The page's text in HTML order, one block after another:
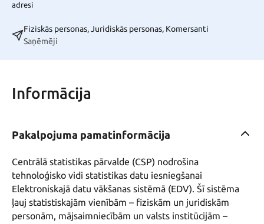
adresi
Fiziskās personas, Juridiskās personas, Komersanti
Saņēmēji
Informācija
Pakalpojuma pamatinformācija
Centrālā statistikas pārvalde (CSP) nodrošina
tehnoloģisko vidi statistikas datu iesniegšanai
Elektroniskajā datu vākšanas sistēmā (EDV). Šī sistēma
ļauj statistiskajām vienībām – fiziskām un juridiskām
personām, mājsaimniecībām un valsts institūcijām –